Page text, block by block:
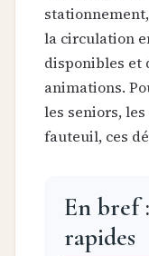
la circulation
disponibles et
animations.
les seniors,
fauteuil, ces
En bref
rapides